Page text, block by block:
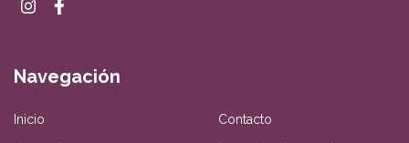
Navegación
Inicio Contacto